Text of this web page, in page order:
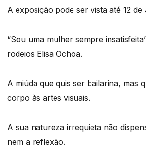
A exposição pode ser vista até 12
“Sou uma mulher sempre
rodeios Elisa Ochoa.
A miúda que quis ser bailarina, mas
corpo às artes visuais.
A sua natureza irrequieta não
nem a reflexão.